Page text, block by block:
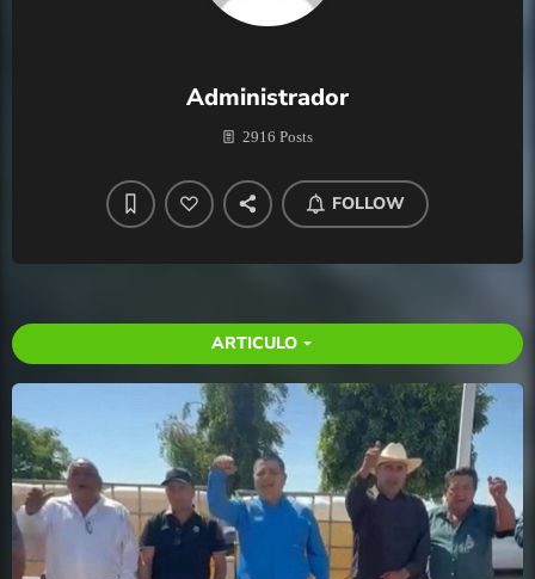
Administrador
2916 Posts
FOLLOW
ARTICULO arrow_drop_down